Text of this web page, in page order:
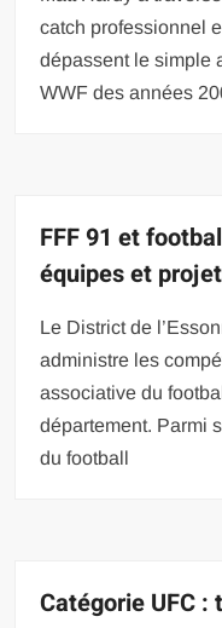
catch professionnel
dépassent le simple
WWF des années
FFF 91 et
équipes et
Le District de
administre les
associative du
département. Parmi
du football
Catégorie UFC